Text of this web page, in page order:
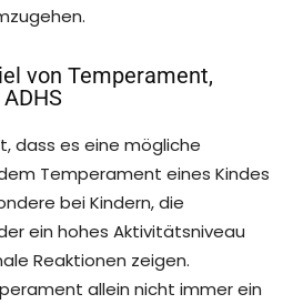
von Temperament,
dass es eine mögliche
Temperament eines Kindes
bei Kindern, die
ein hohes Aktivitätsniveau
Reaktionen zeigen.
allein nicht immer ein